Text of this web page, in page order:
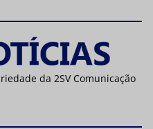
da 2SV Comunicação